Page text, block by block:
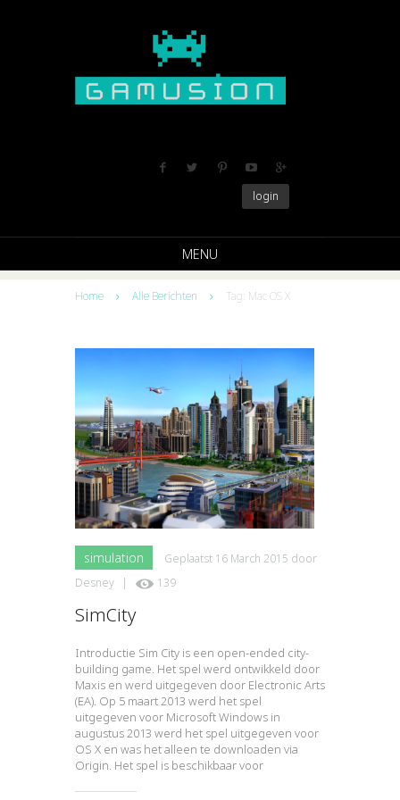
login
MENU
Home Alle Berichten Tag: Mac OS X
simulation Geplaatst 16 March 2015 door
Desney
| 139
SimCity
Introductie Sim City is een open-ended city-
building game. Het spel werd ontwikkeld door
Maxis en werd uitgegeven door Electronic Arts
(EA). Op 5 maart 2013 werd het spel
uitgegeven voor Microsoft Windows in
augustus 2013 werd het spel uitgegeven voor
OS X en was het alleen te downloaden via
Origin. Het spel is beschikbaar voor